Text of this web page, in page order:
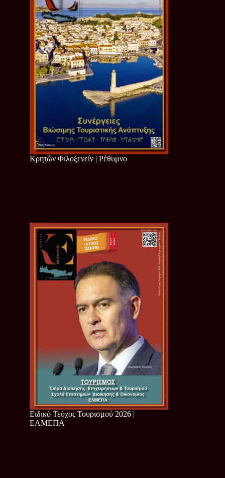
Κρητών Φιλοξενείν | Ρέθυμνο
Ειδικό Τεύχος Τουρισμού 2026 |
ΕΛΜΕΠΑ